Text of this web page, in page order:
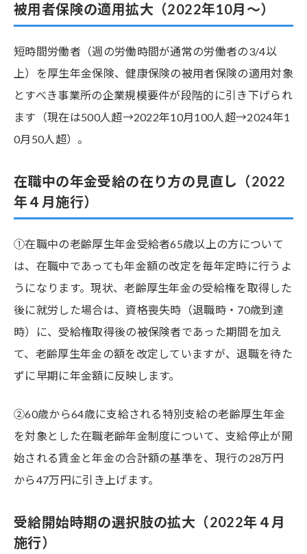
被用者保険の適用拡大（2022年10月～）
短時間労働者（週の労働時間が通常の労働者の3/4以
上）を厚生年金保険、健康保険の被用者保険の適用対象
とすべき事業所の企業規模要件が段階的に引き下げられ
ます（現在は500人超→2022年10月100人超→2024年1
0月50人超）。
在職中の年金受給の在り方の見直し（2022
年４月施行）
①在職中の老齢厚生年金受給者65歳以上の方について
は、在職中であっても年金額の改定を毎年定時に行うよ
うになります。現状、老齢厚生年金の受給権を取得した
後に就労した場合は、資格喪失時（退職時・70歳到達
時）に、受給権取得後の被保険者であった期間を加え
て、老齢厚生年金の額を改定していますが、退職を待た
ずに早期に年金額に反映します。
②60歳から64歳に支給される特別支給の老齢厚生年金
を対象とした在職老齢年金制度について、支給停止が開
始される賃金と年金の合計額の基準を、現行の28万円
から47万円に引き上げます。
受給開始時期の選択肢の拡大（2022年４月
施行）